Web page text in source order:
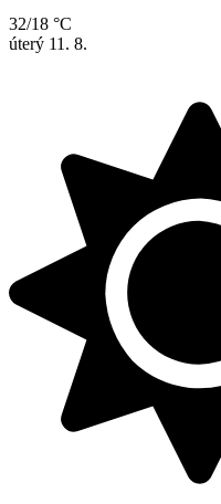
32/18 °C
úterý 11. 8.